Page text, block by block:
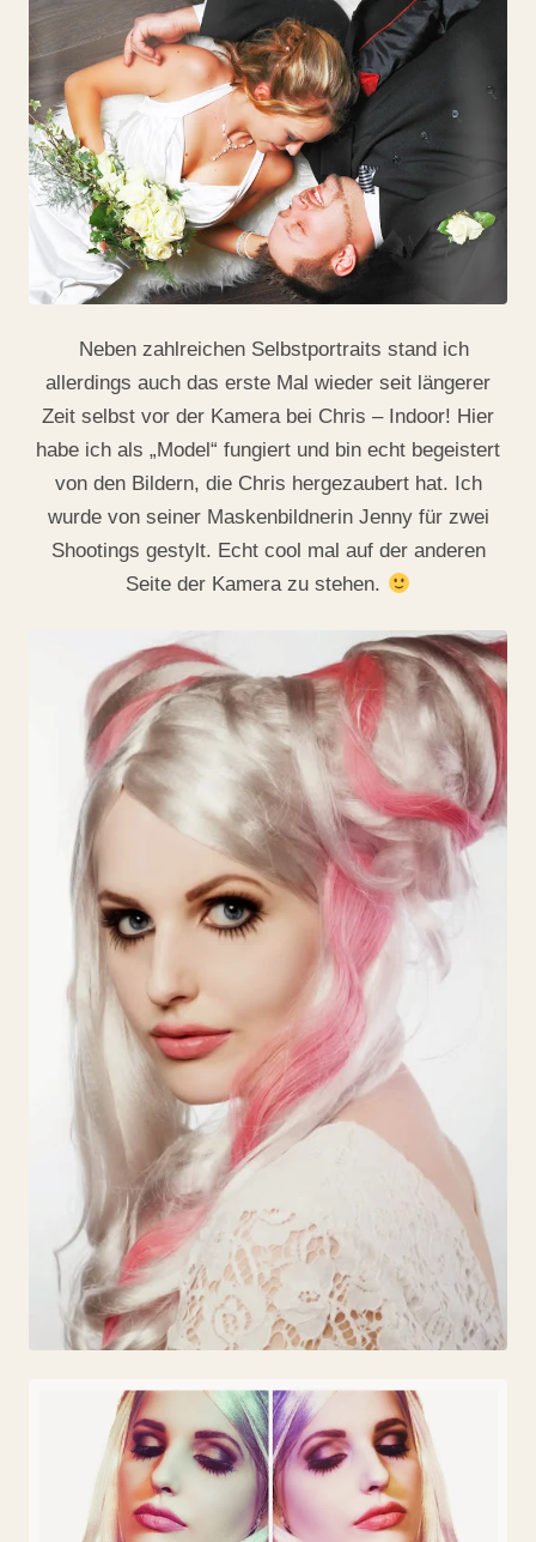
Neben zahlreichen Selbstportraits stand ich
allerdings auch das erste Mal wieder seit längerer
Zeit selbst vor der Kamera bei Chris – Indoor! Hier
habe ich als „Model“ fungiert und bin echt begeistert
von den Bildern, die Chris hergezaubert hat. Ich
wurde von seiner Maskenbildnerin Jenny für zwei
Shootings gestylt. Echt cool mal auf der anderen
Seite der Kamera zu stehen.